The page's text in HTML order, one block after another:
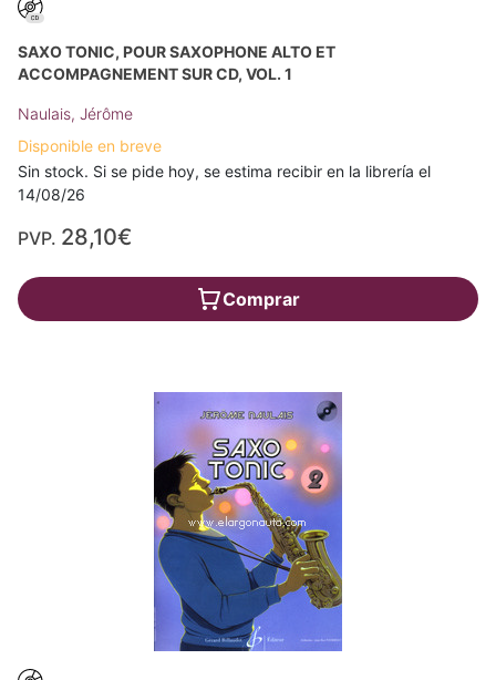
SAXO TONIC, POUR SAXOPHONE ALTO ET
ACCOMPAGNEMENT SUR CD, VOL. 1
Naulais, Jérôme
Disponible en breve
Sin stock. Si se pide hoy, se estima recibir en la librería el
14/08/26
PVP. 28,10€
Comprar